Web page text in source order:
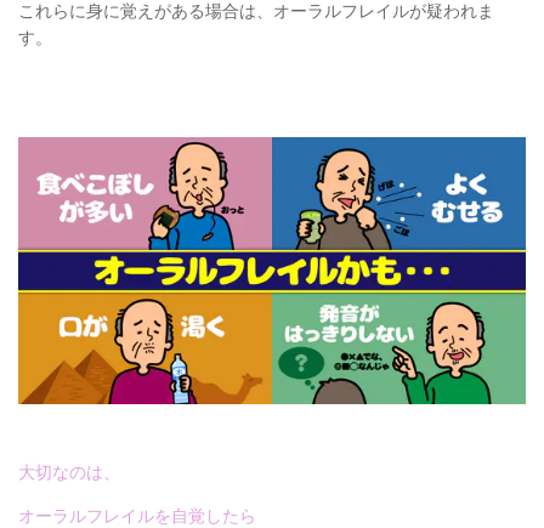
これらに身に覚えがある場合は、オーラルフレイルが疑われま
す。
大切なのは、
オーラルフレイルを自覚したら